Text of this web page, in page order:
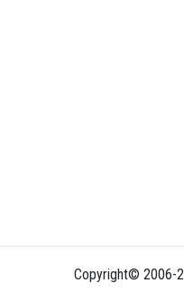
Copyright© 2006-